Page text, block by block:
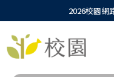
2026校園網